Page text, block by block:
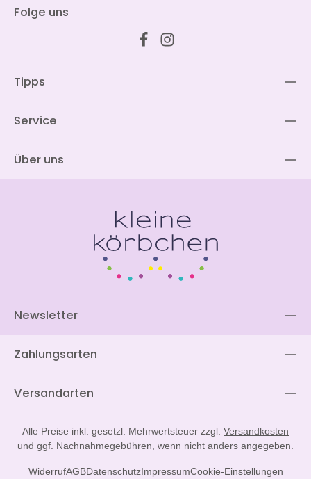
Folge uns
Tipps
Service
Über uns
Newsletter
Zahlungsarten
Versandarten
Alle Preise inkl. gesetzl. Mehrwertsteuer zzgl. Versandkosten
und ggf. Nachnahmegebühren, wenn nicht anders angegeben.
WiderrufAGBDatenschutzImpressumCookie-Einstellungen